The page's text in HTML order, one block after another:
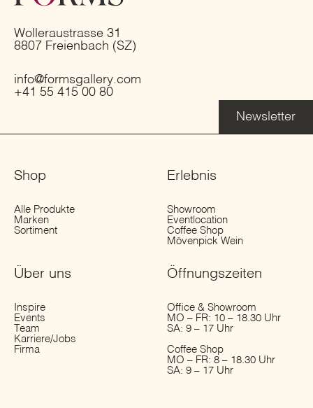
Wolleraustrasse 31
8807 Freienbach (SZ)
info@formsgallery.com
+41 55 415 00 80
Newsletter
Shop
Alle Produkte
Marken
Sortiment
Erlebnis
Showroom
Eventlocation
Coffee Shop
Mövenpick Wein
Über uns
Inspire
Events
Team
Karriere/Jobs
Firma
Öffnungs­zeiten
Office & Showroom
MO – FR: 10 – 18.30 Uhr
SA: 9 – 17 Uhr
Coffee Shop
MO – FR: 8 – 18.30 Uhr
SA: 9 – 17 Uhr